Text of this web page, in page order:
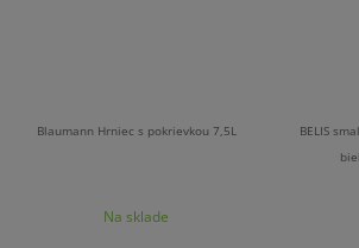
Blaumann Hrniec s pokrievkou 7,5L
Na sklade
BELIS